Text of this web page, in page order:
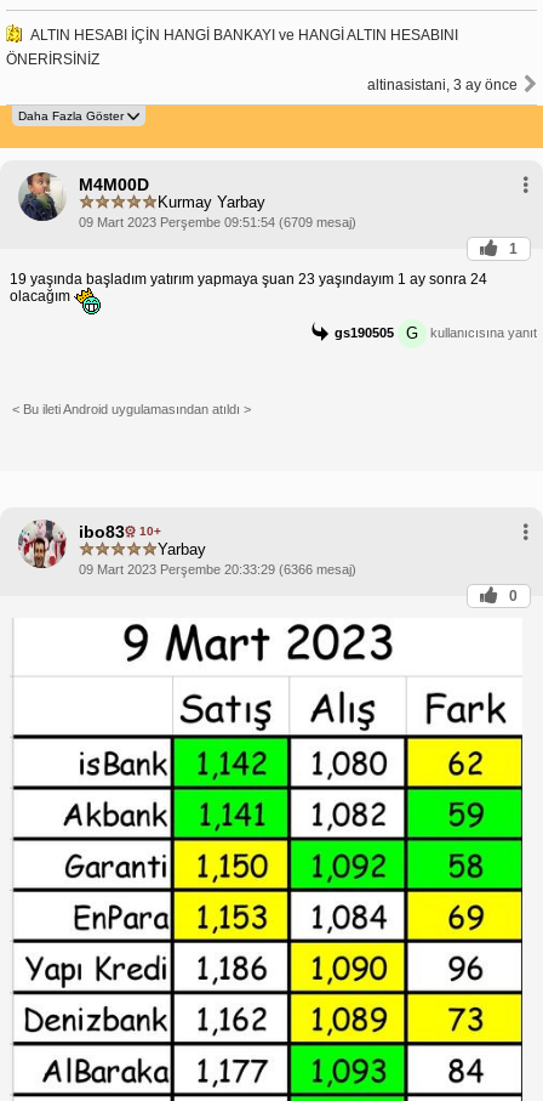
ALTIN HESABI İÇİN HANGİ BANKAYI ve HANGİ ALTIN HESABINI
ÖNERİRSİNİZ
altinasistani, 3 ay önce
M4M00D
Kurmay Yarbay
09 Mart 2023 Perşembe 09:51:54 (6709 mesaj)
1
19 yaşında başladım yatırım yapmaya şuan 23 yaşındayım 1 ay sonra 24
olacağım
gs190505 G kullanıcısına yanıt
< Bu ileti Android uygulamasından atıldı >
ibo83 10+
Yarbay
09 Mart 2023 Perşembe 20:33:29 (6366 mesaj)
0